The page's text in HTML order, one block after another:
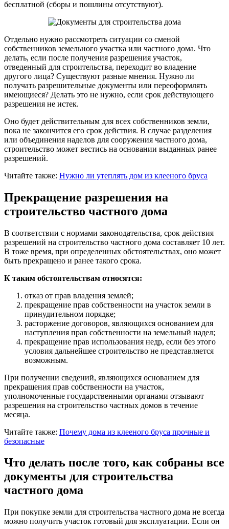
бесплатной (сборы и пошлины отсутствуют).
Отдельно нужно рассмотреть ситуации со сменой
собственников земельного участка или частного дома. Что
делать, если после получения разрешения участок,
отведенный для строительства, переходит во владение
другого лица? Существуют разные мнения. Нужно ли
получать разрешительные документы или переоформлять
имеющиеся? Делать это не нужно, если срок действующего
разрешения не истек.
Оно будет действительным для всех собственников земли,
пока не закончится его срок действия. В случае разделения
или объединения наделов для сооружения частного дома,
строительство может вестись на основании выданных ранее
разрешений.
Читайте также: Нужно ли утеплять дом из клееного бруса
Прекращение разрешения на
строительство частного дома
В соответствии с нормами законодательства, срок действия
разрешений на строительство частного дома составляет 10 лет.
В тоже время, при определенных обстоятельствах, оно может
быть прекращено и ранее такого срока.
К таким обстоятельствам относятся:
отказ от прав владения землей;
прекращение прав собственности на участок земли в
принудительном порядке;
расторжение договоров, являющихся основанием для
наступления прав собственности на земельный надел;
прекращение прав использования недр, если без этого
условия дальнейшее строительство не представляется
возможным.
При получении сведений, являющихся основанием для
прекращения прав собственности на участок,
уполномоченные государственными органами отзывают
разрешения на строительство частных домов в течение
месяца.
Читайте также: Почему дома из клееного бруса прочные и
безопасные
Что делать после того, как собраны все
документы для строительства
частного дома
При покупке земли для строительства частного дома не всегда
можно получить участок готовый для эксплуатации. Если он